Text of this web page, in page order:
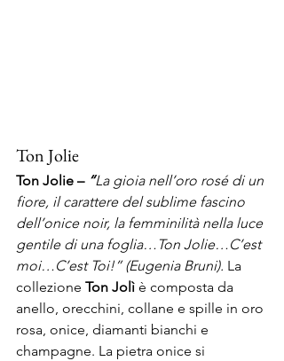
Ton Jolie
Ton Jolie – “La gioia nell’oro rosé di un
fiore, il carattere del sublime fascino
dell’onice noir, la femminilità nella luce
gentile di una foglia…Ton Jolie…C’est
moi…C’est Toi!” (Eugenia Bruni). La
collezione Ton Jolì è composta da
anello, orecchini, collane e spille in oro
rosa, onice, diamanti bianchi e
champagne. La pietra onice si